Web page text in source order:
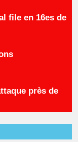
file en 16es de
près de